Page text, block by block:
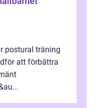
postural träning
att förbättra